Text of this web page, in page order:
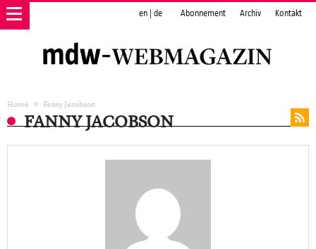
en de Abonnement Archiv Kontakt
Home Fanny Jacobson
FANNY JACOBSON